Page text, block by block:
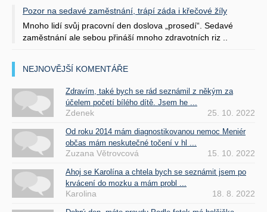
Pozor na sedavé zaměstnání, trápí záda i křečové žíly
Mnoho lidí svůj pracovní den doslova „prosedí“. Sedavé
zaměstnání ale sebou přináší mnoho zdravotních riz ..
NEJNOVĚJŠÍ KOMENTÁŘE
Zdravím, také bych se rád seznámil z někým za
účelem početí bílého dítě. Jsem he ...
Zdenek 25. 10. 2022
Od roku 2014 mám diagnostikovanou nemoc Meniér
občas mám neskutečné točení v hl ...
Zuzana Větrovcová 15. 10. 2022
Ahoj se Karolína a chtela bych se seznámit jsem po
krvácení do mozku a mám probl ...
Karolina 18. 8. 2022